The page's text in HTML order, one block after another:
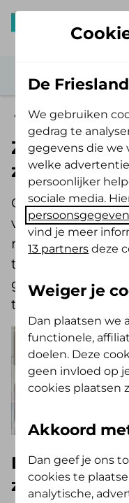
Zorgwijzer
Zorg na een
Ga je
voor een
na je
thuis hulp of
graag uit hoe je
terechtkunt en
De
zorg na een
De
We gebruiken
gedrag te
gegevens die we
welke
persoonlijker
sociale media.
vind je meer
13 partners deze
Weiger je
Dan plaatsen we
functionele,
doelen. Deze
geen invloed op
cookies plaatsen
Akkoord
Dan geef je ons
cookies te
analytische,